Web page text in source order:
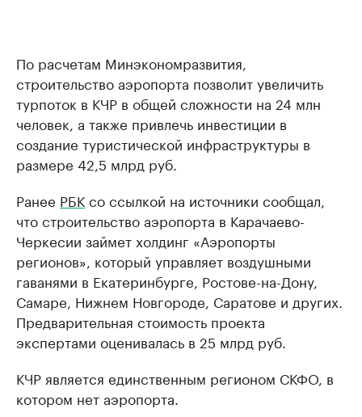
По расчетам Минэкономразвития,
строительство аэропорта позволит увеличить
турпоток в КЧР в общей сложности на 24 млн
человек, а также привлечь инвестиции в
создание туристической инфраструктуры в
размере 42,5 млрд руб.
Ранее РБКсо ссылкой на источники сообщал,
что строительство аэропорта в Карачаево-
Черкесии займет холдинг «Аэропорты
регионов», который управляет воздушными
гаванями в Екатеринбурге, Ростове-на-Дону,
Самаре, Нижнем Новгороде, Саратове и других.
Предварительная стоимость проекта
экспертами оценивалась в 25 млрд руб.
КЧР является единственным регионом СКФО, в
котором нет аэропорта.